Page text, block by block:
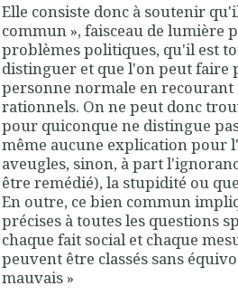
Elle consiste donc à soutenir
commun », faisceau de lumière
problèmes politiques, qu'il est
distinguer et que l'on peut faire
personne normale en recourant
ration­nels. On ne peut donc
pour quiconque ne distingue
même aucune explication pour
aveugles, sinon, à part
être remédié), la stupidité ou
En outre, ce bien commun
précises à toutes les questions
chaque fait social et chaque
peuvent être classés sans
mauvais »